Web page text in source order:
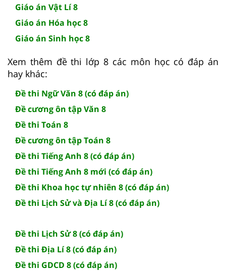
Giáo án Vật Lí 8
Giáo án Hóa học 8
Giáo án Sinh học 8
Xem thêm đề thi lớp 8 các môn học có đáp án
hay khác:
Đề thi Ngữ Văn 8 (có đáp án)
Đề cương ôn tập Văn 8
Đề thi Toán 8
Đề cương ôn tập Toán 8
Đề thi Tiếng Anh 8 (có đáp án)
Đề thi Tiếng Anh 8 mới (có đáp án)
Đề thi Khoa học tự nhiên 8 (có đáp án)
Đề thi Lịch Sử và Địa Lí 8 (có đáp án)
Đề thi Lịch Sử 8 (có đáp án)
Đề thi Địa Lí 8 (có đáp án)
Đề thi GDCD 8 (có đáp án)